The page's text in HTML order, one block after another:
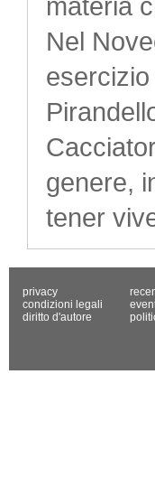
Nel
genere,
tener
privacy
condizioni legali
diritto d'autore